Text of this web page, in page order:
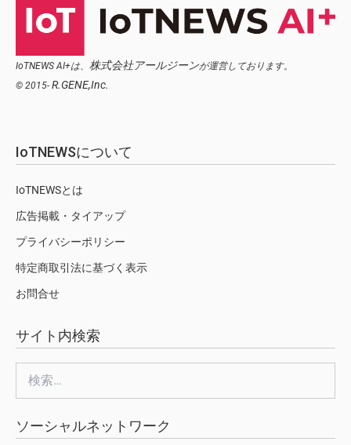
IoTNEWS AI+は、 株式会社アールジーンが運営しております。
© 2015- R.GENE,Inc.
IoTNEWSについて
IoTNEWSとは
広告掲載・タイアップ
プライバシーポリシー
特定商取引法に基づく表示
お問合せ
サイト内検索
索:
ソーシャルネットワーク